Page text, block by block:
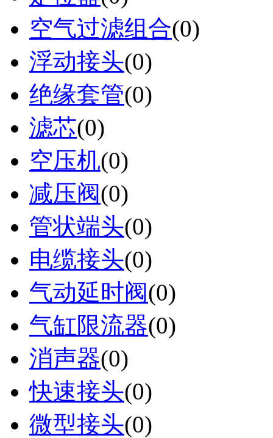
空气过滤组合(0)
浮动接头(0)
绝缘套管(0)
滤芯(0)
空压机(0)
减压阀(0)
管状端头(0)
电缆接头(0)
气动延时阀(0)
气缸限流器(0)
消声器(0)
快速接头(0)
微型接头(0)